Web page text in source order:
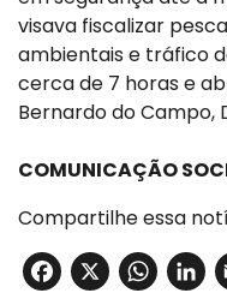
visava fiscalizar
ambientais e tráfico
cerca de 7 horas e
Bernardo do Campo,
COMUNICAÇÃO
Compartilhe essa
X